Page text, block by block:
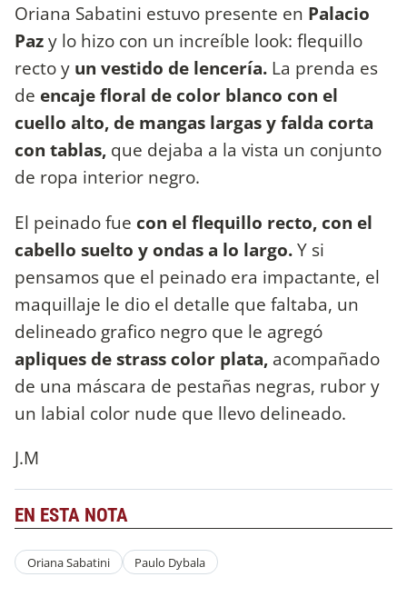
Oriana Sabatini estuvo presente en Palacio
Pazy lo hizo con un increíble look: flequillo
recto y un vestido de lencería. La prenda es
de encaje floral de color blanco con el
cuello alto, de mangas largas y falda corta
con tablas, que dejaba a la vista un conjunto
de ropa interior negro.
El peinado fue con el flequillo recto, con el
cabello suelto y ondas a lo largo.Y si
pensamos que el peinado era impactante, el
maquillaje le dio el detalle que faltaba, un
delineado grafico negro que le agregó
apliques de strass color plata, acompañado
de una máscara de pestañas negras, rubor y
un labial color nude que llevo delineado.
J.M
EN ESTA NOTA
Oriana Sabatini Paulo Dybala